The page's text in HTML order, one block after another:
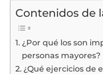
Contenidos de
¿Por qué los son
personas mayores?
¿Qué ejercicios de